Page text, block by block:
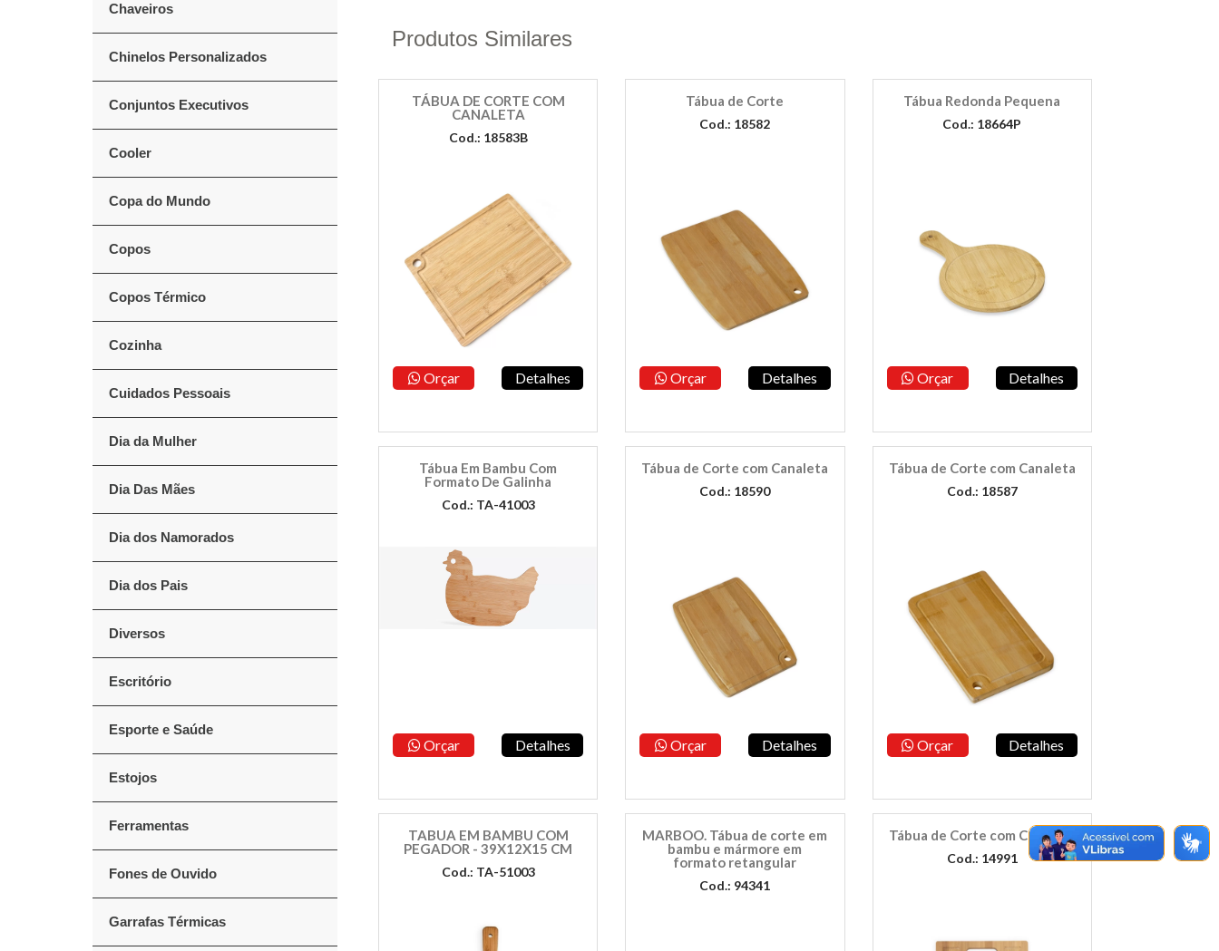
Chaveiros
Chinelos Personalizados
Conjuntos Executivos
Cooler
Copa do Mundo
Copos
Copos Térmico
Cozinha
Cuidados Pessoais
Dia da Mulher
Dia Das Mães
Dia dos Namorados
Dia dos Pais
Diversos
Escritório
Esporte e Saúde
Estojos
Ferramentas
Fones de Ouvido
Garrafas Térmicas
Produtos Similares
TÁBUA DE CORTE COM
CANALETA
Cod.: 18583B
Orçar Detalhes
Tábua de Corte
Cod.: 18582
Orçar Detalhes
Tábua Redonda Pequena
Cod.: 18664P
Orçar Detalhes
Tábua Em Bambu Com
Formato De Galinha
Cod.: TA-41003
Orçar Detalhes
Tábua de Corte com Canaleta
Cod.: 18590
Orçar Detalhes
Tábua de Corte com Canaleta
Cod.: 18587
Orçar Detalhes
TABUA EM BAMBU COM
PEGADOR - 39X12X15 CM
Cod.: TA-51003
MARBOO. Tábua de corte em
bambu e mármore em
formato retangular
Cod.: 94341
Tábua de Corte com Canaleta
Cod.: 14991